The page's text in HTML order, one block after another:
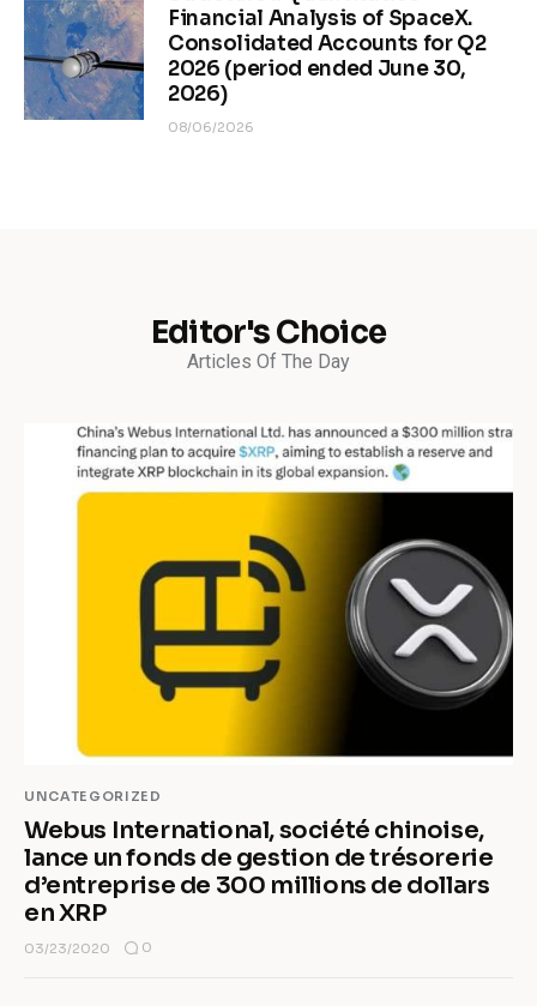
Financial Analysis of SpaceX.
Consolidated Accounts for Q2
2026 (period ended June 30,
2026)
08/06/2026
Editor's Choice
Articles Of The Day
UNCATEGORIZED
Webus International, société chinoise,
lance un fonds de gestion de trésorerie
d’entreprise de 300 millions de dollars
en XRP
03/23/2020 0